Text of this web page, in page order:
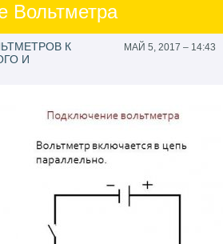
Вольтметра
К
И
МАЙ 5, 2017 – 14:43